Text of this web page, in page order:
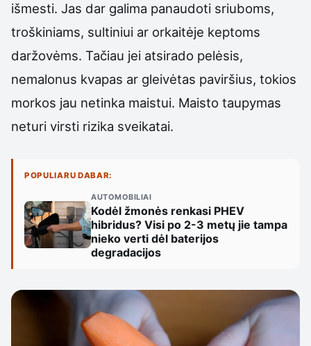
išmesti. Jas dar galima panaudoti sriuboms,
troškiniams, sultiniui ar orkaitėje keptoms
daržovėms. Tačiau jei atsirado pelėsis,
nemalonus kvapas ar gleivėtas paviršius, tokios
morkos jau netinka maistui. Maisto taupymas
neturi virsti rizika sveikatai.
POPULIARU DABAR:
AUTOMOBILIAI
Kodėl žmonės renkasi PHEV
hibridus? Visi po 2-3 metų jie tampa
nieko verti dėl baterijos
degradacijos